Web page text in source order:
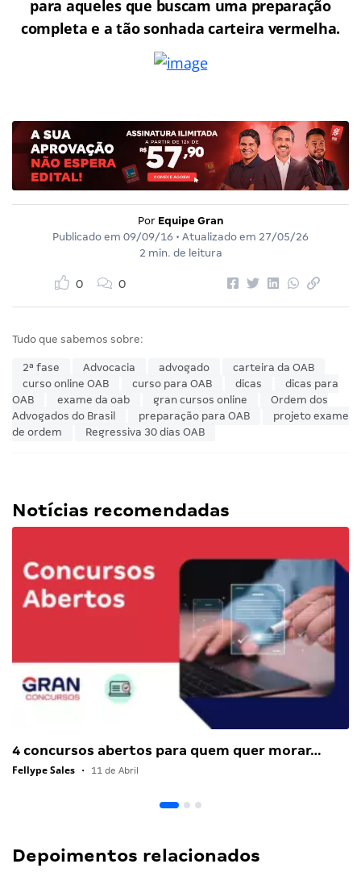
para aqueles que buscam uma preparação
completa e a tão sonhada carteira vermelha.
Por Equipe Gran
Publicado em 09/09/16 • Atualizado em 27/05/26
2 min. de leitura
0 0
Tudo que sabemos sobre:
2ª fase Advocacia advogado
carteira da OAB
curso online OAB
curso para OAB dicas
dicas para
OAB
exame da oab gran cursos online
Ordem dos
Advogados do Brasil
preparação para OAB
projeto exame
de ordem
Regressiva 30 dias OAB
Notícias recomendadas
4 concursos abertos para quem quer morar…
Fellype Sales • 11 de Abril
Depoimentos relacionados